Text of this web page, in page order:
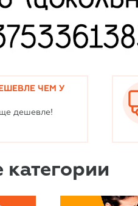
ЧЕМ У
дешевле!